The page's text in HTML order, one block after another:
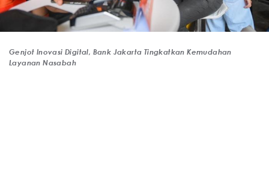
Genjot Inovasi Digital, Bank Jakarta Tingkatkan Kemudahan
Layanan Nasabah